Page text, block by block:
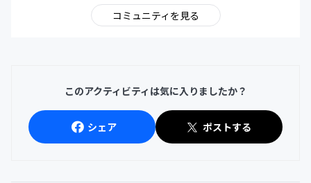
コミュニティを見る
このアクティビティは気に入りましたか？
シェア ポストする